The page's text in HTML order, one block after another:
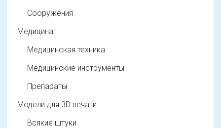
Сооружения
Медицина
Медицинская техника
Медицинские инструменты
Препараты
Модели для 3D печати
Всякие штуки